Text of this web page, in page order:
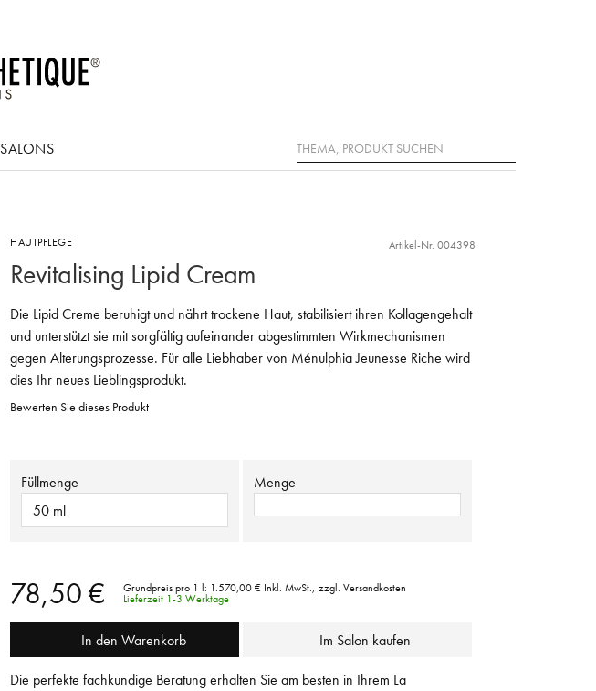
SALONS Suche
HAUTPFLEGE Artikel-Nr. 004398
Revitalising Lipid Cream
Die Lipid Creme beruhigt und nährt trockene Haut, stabilisiert ihren Kollagengehalt
und unterstützt sie mit sorgfältig aufeinander abgestimmten Wirkmechanismen
gegen Alterungsprozesse. Für alle Liebhaber von Ménulphia Jeunesse Riche wird
dies Ihr neues Lieblingsprodukt.
Bewerten Sie dieses Produkt
Füllmenge
50 ml
Menge
78,50 € Grundpreis pro 1 l: 1.570,00 € Inkl. MwSt., zzgl. Versandkosten
Lieferzeit 1-3 Werktage
In den Warenkorb Im Salon kaufen
Die perfekte fachkundige Beratung erhalten Sie am besten in Ihrem La